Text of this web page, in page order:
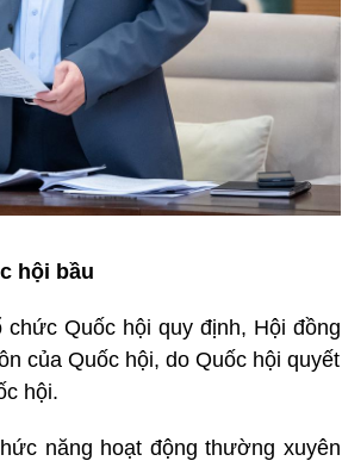
hội bầu
Quốc hội quy định, Hội đồng
của Quốc hội, do Quốc hội quyết
hội.
năng hoạt động thường xuyên